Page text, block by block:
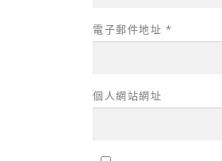
電子郵件地址 *
個人網站網址